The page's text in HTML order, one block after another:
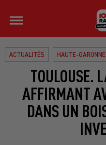
ACTUALITÉS HAUTE-GARONNE
TOULOUSE.
AFFIRMANT
DANS UN